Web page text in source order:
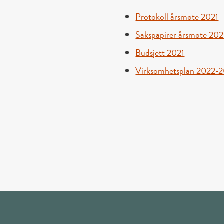
Protokoll årsmøte 2021
Sakspapirer årsmøte
Budsjett 2021
Virksomhetsplan 2022-